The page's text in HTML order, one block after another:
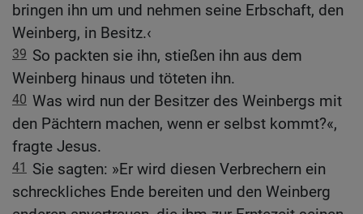
bringen ihn um und nehmen seine Erbschaft, den
Weinberg, in Besitz.‹
39 So packten sie ihn, stießen ihn aus dem
Weinberg hinaus und töteten ihn.
40 Was wird nun der Besitzer des Weinbergs mit
den Pächtern machen, wenn er selbst kommt?«,
fragte Jesus.
41
Sie sagten: »Er wird diesen Verbrechern ein
schreckliches Ende bereiten und den Weinberg